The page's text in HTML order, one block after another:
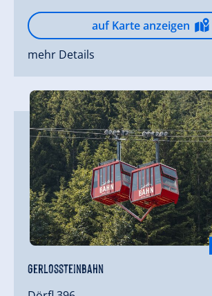
auf Karte anzeigen
mehr Details
Gerlossteinbahn